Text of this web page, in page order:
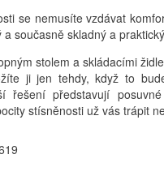
se nemusíte vzdávat
současně skladný a
stolem a skládacími
ji jen tehdy, když to
řešení představují
stísněnosti už vás trápit